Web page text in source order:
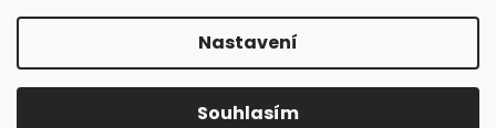
Nastavení
Souhlasím
31.7.-8.8. DOVOLENÁ, objednávky a dotazy vyřídíme
po dovolené. Během dovolené nevyřizujeme